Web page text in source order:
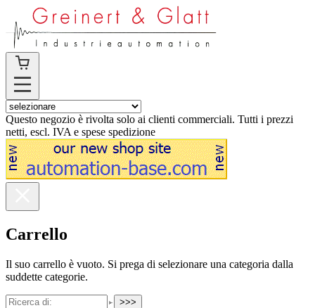
Questo negozio è rivolta solo ai clienti commerciali. Tutti i prezzi
netti, escl. IVA e spese spedizione
Carrello
Il suo carrello è vuoto. Si prega di selezionare una categoria dalla
suddette categorie.
>>>